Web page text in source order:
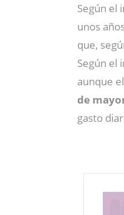
Según el
unos
que,
Según el
aunque
de
gasto